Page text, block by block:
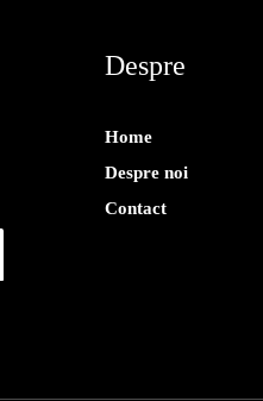
Despre
Home
Despre noi
Contact